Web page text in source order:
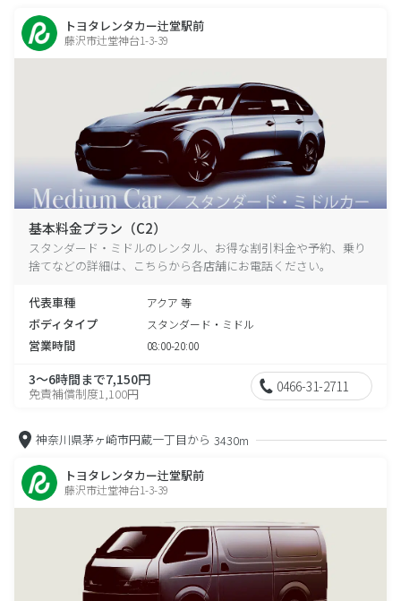
トヨタレンタカー辻堂駅前
藤沢市辻堂神台1-3-39
基本料金プラン（C2）
スタンダード・ミドルのレンタル、お得な割引料金や予約、乗り
捨てなどの詳細は、こちらから各店舗にお電話ください。
代表車種 アクア 等
ボディタイプ スタンダード・ミドル
営業時間 08:00-20:00
3～6時間まで7,150円
免責補償制度1,100円 0466-31-2711
神奈川県茅ヶ崎市円蔵一丁目から 3430m
トヨタレンタカー辻堂駅前
藤沢市辻堂神台1-3-39